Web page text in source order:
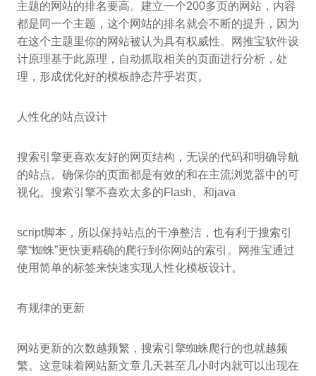
主题的网站的排名要高。建立一个200多页的网站，内容
都是同一个主题，这个网站的排名就会不断的提升，因为
在这个主题里你的网站被认为具有权威性。网推宝软件设
计原理基于此原理，自动抓取相关的页面进行分析，处
理，形成优化好的模板静态芹乎岩页。
人性化的站点设计
搜索引擎更喜欢友好的网页结构，无误的代码和明确导航
的站点。确保你的页面都是有效的和在主流浏览器中的可
视化。搜索引擎不喜欢太多的Flash、和java
script脚本，所以保持站点的干净整洁，也有利于搜索引
擎“蜘蛛”更快更精确的爬行到你网站的索引。网推宝通过
使用简单的标签来快速实现人性化模板设计。
有规律的更新
网站更新的次数越频繁，搜索引擎蜘蛛爬行的也就越频
繁。这意味着网站新文章几天甚至几小时内就可以出现在